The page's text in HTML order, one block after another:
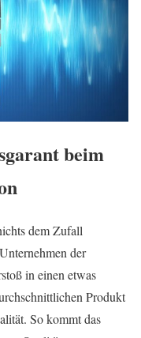
beim
dem Zufall
der
in einen etwas
Produkt
So kommt das